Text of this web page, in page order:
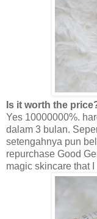
Is it worth the
Yes 10000000%.
dalam 3 bulan.
setengahnya pun
repurchase Good
magic skincare that